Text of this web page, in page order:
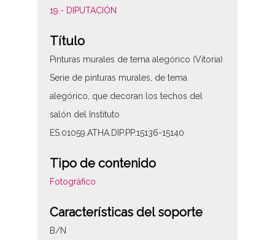
19.- DIPUTACIÓN
Título
Pinturas murales de tema alegórico (Vitoria)
Serie de pinturas murales, de tema
alegórico, que decoran los techos del
salón del Instituto
ES.01059.ATHA.DIP.PP.15136-15140
Tipo de contenido
Fotográfico
Características del soporte
B/N